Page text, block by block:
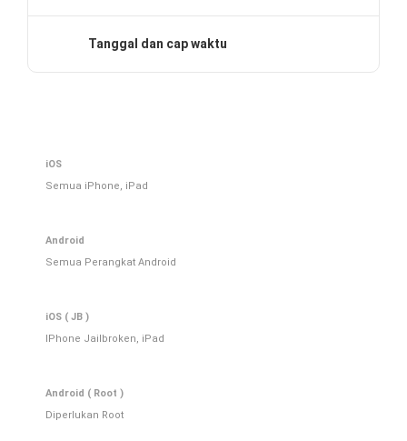
Tanggal dan cap waktu
iOS
Semua iPhone, iPad
Android
Semua Perangkat Android
iOS ( JB )
IPhone Jailbroken, iPad
Android ( Root )
Diperlukan Root